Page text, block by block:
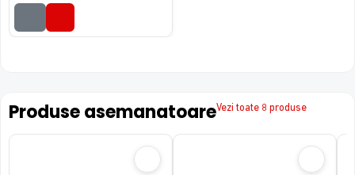
Produse asemanatoareVezi toate 8 produse